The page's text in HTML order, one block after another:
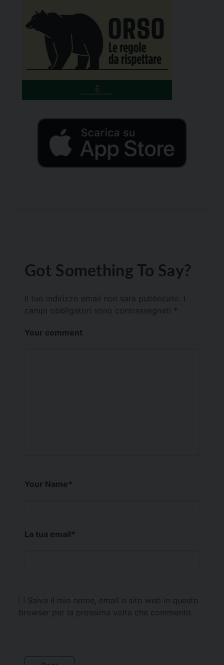
Got Something To Say?
Il tuo indirizzo email non sarà pubblicato.
campi obbligatori sono contrassegnati *
Your comment
Your Name*
La tua email*
Salva il mio nome, email e sito web in questo
browser per la prossima volta che commento.